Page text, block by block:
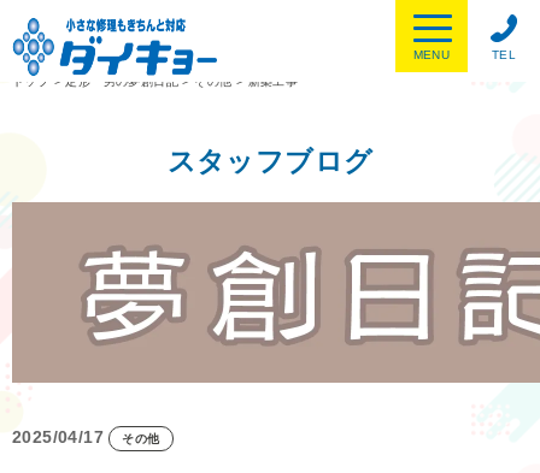
TEL
MENU
トップ
> 定形一男の夢創日記 > その他 > 新築工事
スタッフブログ
2025/04/17 その他